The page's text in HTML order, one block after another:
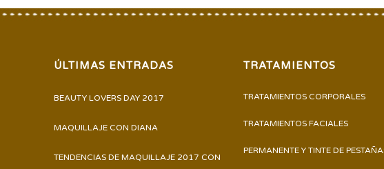
ÚLTIMAS ENTRADAS
BEAUTY LOVERS DAY 2017
MAQUILLAJE CON DIANA
TENDENCIAS DE MAQUILLAJE 2017 CON
TRATAMIENTOS
TRATAMIENTOS CORPORALES
TRATAMIENTOS FACIALES
PERMANENTE Y TINTE DE